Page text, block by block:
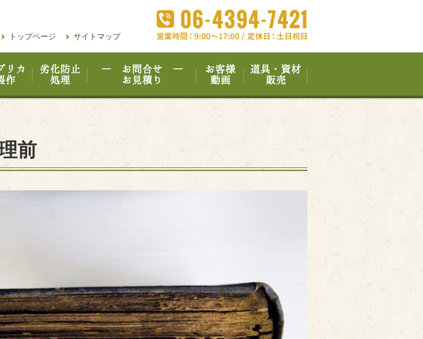
トップページ サイトマップ
リカ
作
劣化防止
処理
― お問合せ ―
お見積り
お客様
動画
道具・資材
販売
前